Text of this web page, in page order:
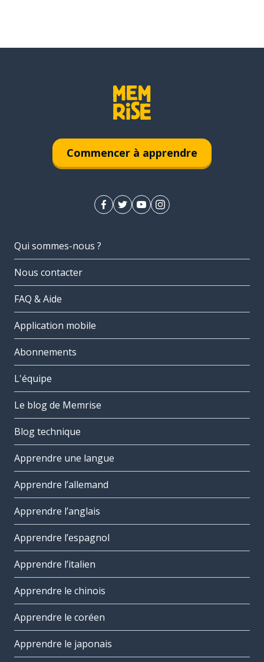
Commencer à apprendre
Qui sommes-nous ?
Nous contacter
FAQ & Aide
Application mobile
Abonnements
L'équipe
Le blog de Memrise
Blog technique
Apprendre une langue
Apprendre l’allemand
Apprendre l’anglais
Apprendre l’espagnol
Apprendre l’italien
Apprendre le chinois
Apprendre le coréen
Apprendre le japonais